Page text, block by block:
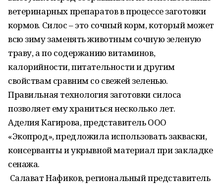
ветеринарных препаратов в процессе заготовки
кормов. Силос – это сочный корм, который может
всю зиму заменять животным сочную зеленую
траву, а по содержанию витаминов,
калорийности, питательности и другим
свойствам сравним со свежей зеленью.
Правильная технология заготовки силоса
позволяет ему храниться несколько лет.
Аделия Кагирова, представитель ООО
«Экопрод», предложила использовать закваски,
консерванты и укрывной материал при закладке
сенажа.
Салават Нафиков, региональный представитель